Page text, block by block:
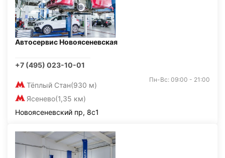
Автосервис Новоясеневская
+7 (495) 023-10-01
Тёплый Стан(930 м)
Ясенево(1,35 км)
Пн-Вс: 09:00 - 21:00
Новоясеневский пр, 8с1